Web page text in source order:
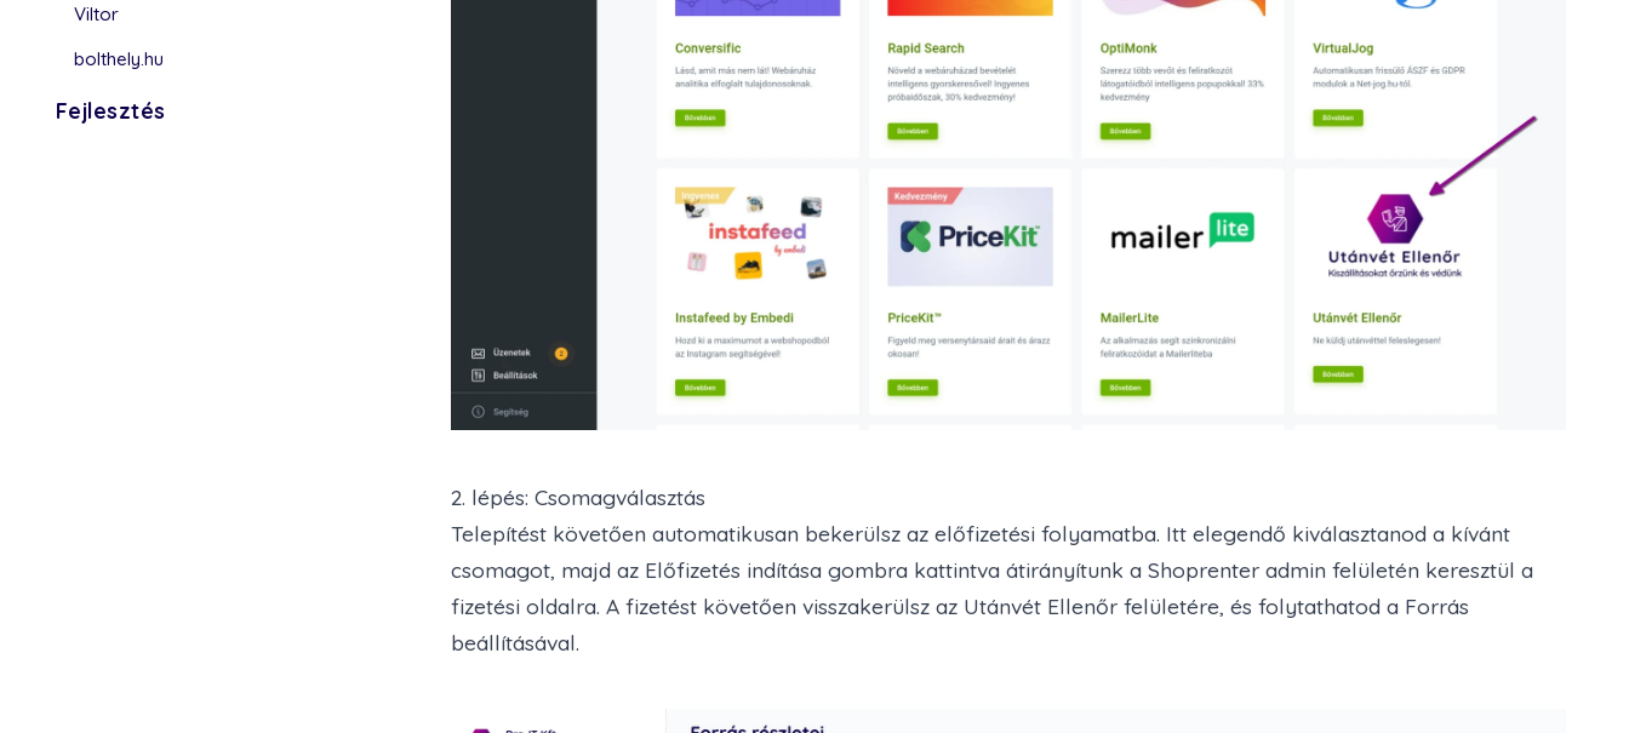
Viltor
bolthely.hu
Fejlesztés
2. lépés: Csomagválasztás
Telepítést követően automatikusan bekerülsz az előfizetési folyamatba. Itt elegendő kiválasztanod a kívánt
csomagot, majd az Előfizetés indítása gombra kattintva átirányítunk a Shoprenter admin felületén keresztül a
fizetési oldalra. A fizetést követően visszakerülsz az Utánvét Ellenőr felületére, és folytathatod a Forrás
beállításával.